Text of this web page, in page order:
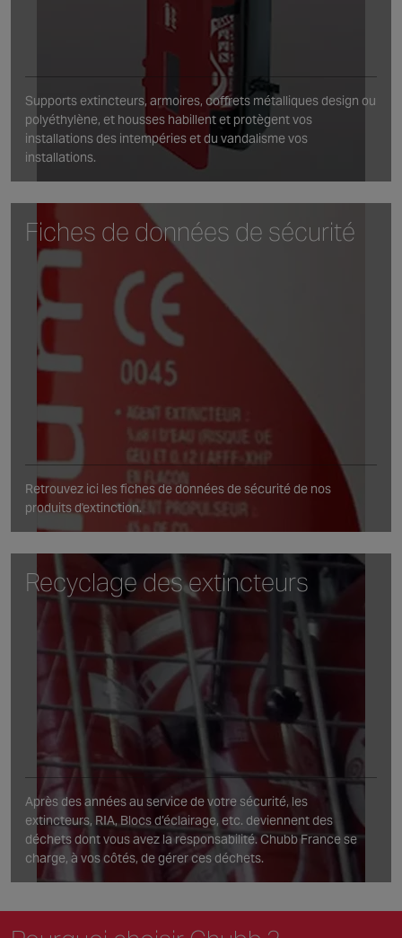
Supports extincteurs, armoires, coffrets métalliques design ou
polyéthylène, et housses habillent et protègent vos
installations des intempéries et du vandalisme vos
installations.
Fiches de données de sécurité
Retrouvez ici les fiches de données de sécurité de nos
produits d'extinction.
Recyclage des extincteurs
Après des années au service de votre sécurité, les
extincteurs, RIA, Blocs d’éclairage, etc. deviennent des
déchets dont vous avez la responsabilité. Chubb France se
charge, à vos côtés, de gérer ces déchets.